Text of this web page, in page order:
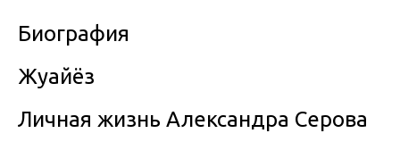
Биография
Жуайёз
Личная жизнь Александра Серова